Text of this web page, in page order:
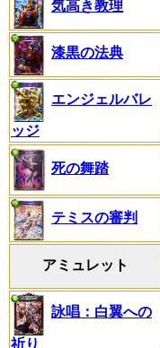
気高き教理
漆黒の法典
エンジェルバレ
ッジ
死の舞踏
テミスの審判
アミュレット
詠唱：白翼への
祈り